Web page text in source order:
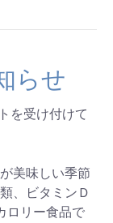
らせ
を受け付けて
美味しい季節
、ビタミンＤ
ロリー食品で